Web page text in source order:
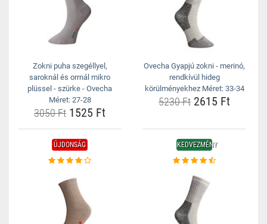
Zokni puha szegéllyel,
saroknál és orrnál mikro
plüssel - szürke - Ovecha
Méret: 27-28
3050 Ft 1525 Ft
Ovecha Gyapjú zokni - merinó,
rendkívül hideg
körülményekhez Méret: 33-34
5230 Ft 2615 Ft
ÚJDONSÁG KEDVEZMÉNY